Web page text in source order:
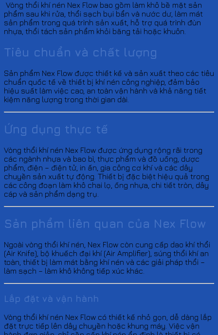
Vòng thổi khí nén Nex Flow bao gồm làm khô bề mặt sản
phẩm sau khi rửa, thổi sạch bụi bẩn và nước dư, làm mát
sản phẩm trong quá trình sản xuất, hỗ trợ quá trình đùn
nhựa, thổi tách sản phẩm khỏi băng tải hoặc khuôn.
Tiêu chuẩn và chất lượng
Sản phẩm Nex Flow được thiết kế và sản xuất theo các tiêu
chuẩn quốc tế về thiết bị khí nén công nghiệp, đảm bảo
hiệu suất làm việc cao, an toàn vận hành và khả năng tiết
kiệm năng lượng trong thời gian dài.
Ứng dụng thực tế
Vòng thổi khí nén Nex Flow được ứng dụng rộng rãi trong
các ngành nhựa và bao bì, thực phẩm và đồ uống, dược
phẩm, điện – điện tử, in ấn, gia công cơ khí và các dây
chuyền sản xuất tự động. Thiết bị đặc biệt hiệu quả trong
các công đoạn làm khô chai lọ, ống nhựa, chi tiết tròn, dây
cáp và sản phẩm dạng trụ.
Sản phẩm liên quan của Nex Flow
Ngoài vòng thổi khí nén, Nex Flow còn cung cấp dao khí thổi
(Air Knife), bộ khuếch đại khí (Air Amplifier), súng thổi khí an
toàn, thiết bị làm mát bằng khí nén và các giải pháp thổi –
làm sạch – làm khô không tiếp xúc khác.
Lắp đặt và vận hành
Vòng thổi khí nén Nex Flow có thiết kế nhỏ gọn, dễ dàng lắp
đặt trực tiếp lên dây chuyền hoặc khung máy. Việc vận